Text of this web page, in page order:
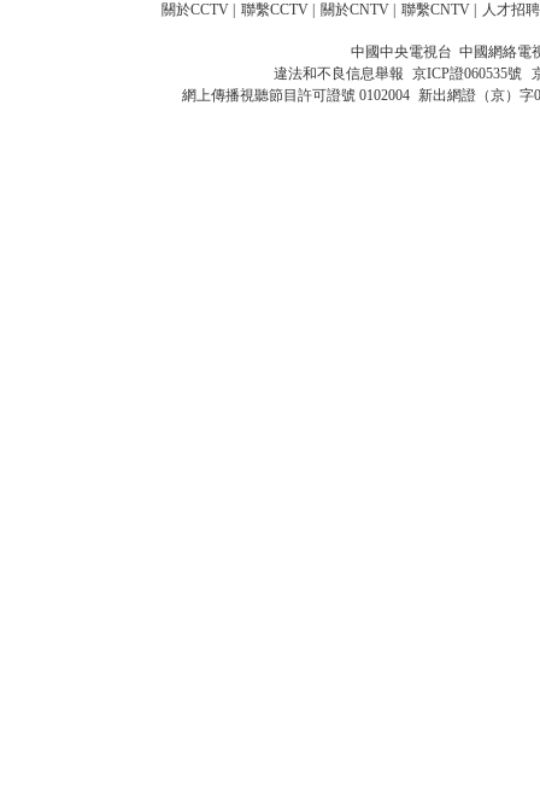
關於CCTV 聯繫CCTV 關於CNTV 聯繫CNTV 人才招聘
中國中央電視台 中國網絡電
違法和不良信息舉報 京ICP證060535號
網上傳播視聽節目許可證號 0102004 新出網證（京）